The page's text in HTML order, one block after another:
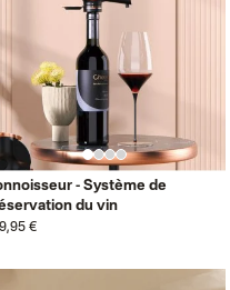
- Système de
du vin
€